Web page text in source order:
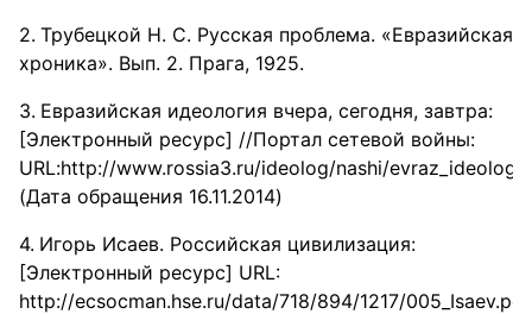
Трубецкой Н. С. Русская проблема. «Евразийская
хроника». Вып. 2. Прага, 1925.
Евразийская идеология вчера, сегодня, завтра:
[Электронный ресурс] //Портал сетевой войны:
URL:http://www.rossia3.ru/ideolog/nashi/evraz_ideolog
(Дата обращения 16.11.2014)
Игорь Исаев. Российская цивилизация:
[Электронный ресурс] URL:
http://ecsocman.hse.ru/data/718/894/1217/005_Isaev.pdf